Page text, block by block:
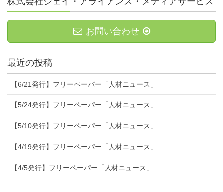
お問い合わせ
最近の投稿
【6/21発行】フリーペーパー「人材ニュース」
【5/24発行】フリーペーパー「人材ニュース」
【5/10発行】フリーペーパー「人材ニュース」
【4/19発行】フリーペーパー「人材ニュース」
【4/5発行】フリーペーパー「人材ニュース」